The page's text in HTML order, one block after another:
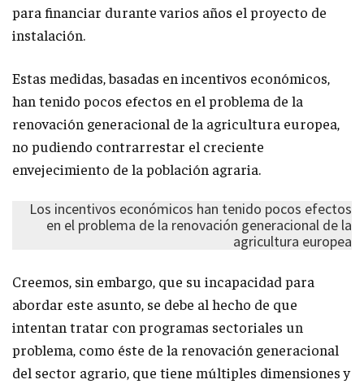
para financiar durante varios años el proyecto de
instalación.
Estas medidas, basadas en incentivos económicos,
han tenido pocos efectos en el problema de la
renovación generacional de la agricultura europea,
no pudiendo contrarrestar el creciente
envejecimiento de la población agraria.
Los incentivos económicos han tenido pocos efectos
en el problema de la renovación generacional de la
agricultura europea
Creemos, sin embargo, que su incapacidad para
abordar este asunto, se debe al hecho de que
intentan tratar con programas sectoriales un
problema, como éste de la renovación generacional
del sector agrario, que tiene múltiples dimensiones y